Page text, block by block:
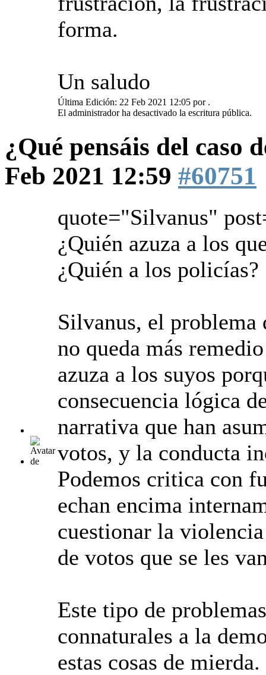
forma.
Un saludo
Última Edición: 22 Feb 2021 12:05 por .
El administrador ha desactivado la escritura pública.
¿Qué pensáis del caso
Feb 2021 12:59 #60751
quote="Silvanus"
¿Quién azuza a los
¿Quién a los policías?
Silvanus, el problema
no queda más
azuza a los suyos
consecuencia lógica
narrativa que han
votos, y la conducta
Podemos critica con
echan encima
cuestionar la
de votos que se les
Este tipo de
connaturales a la
estas cosas de mierda.